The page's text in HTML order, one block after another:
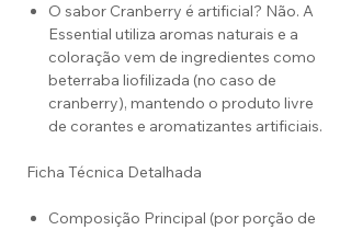
O sabor Cranberry é artificial? Não. A
Essential utiliza aromas naturais e a
coloração vem de ingredientes como
beterraba liofilizada (no caso de
cranberry), mantendo o produto livre
de corantes e aromatizantes artificiais.
Ficha Técnica Detalhada
Composição Principal (por porção de